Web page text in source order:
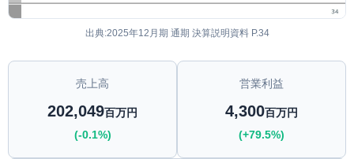
出典:2025年12月期 通期 決算説明資料 P.34
売上高
202,049百万円
(-0.1%)
営業利益
4,300百万円
(+79.5%)